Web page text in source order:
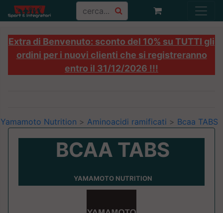
Extra di Benvenuto: sconto del 10% su TUTTI gli
ordini per i nuovi clienti che si registreranno
entro il 31/12/2026 !!!
Yamamoto Nutrition > Aminoacidi ramificati > Bcaa TABS
BCAA TABS
YAMAMOTO NUTRITION